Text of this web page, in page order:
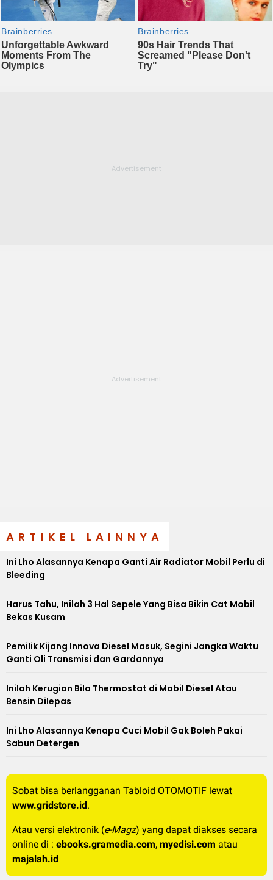
ARTIKEL LAINNYA
Ini Lho Alasannya Kenapa Ganti Air Radiator Mobil Perlu di
Bleeding
Harus Tahu, Inilah 3 Hal Sepele Yang Bisa Bikin Cat Mobil
Bekas Kusam
Pemilik Kijang Innova Diesel Masuk, Segini Jangka Waktu
Ganti Oli Transmisi dan Gardannya
Inilah Kerugian Bila Thermostat di Mobil Diesel Atau
Bensin Dilepas
Ini Lho Alasannya Kenapa Cuci Mobil Gak Boleh Pakai
Sabun Detergen
Sobat bisa berlangganan Tabloid OTOMOTIF lewat
www.gridstore.id.
Atau versi elektronik (e-Magz) yang dapat diakses secara
online di : ebooks.gramedia.com, myedisi.com atau
majalah.id